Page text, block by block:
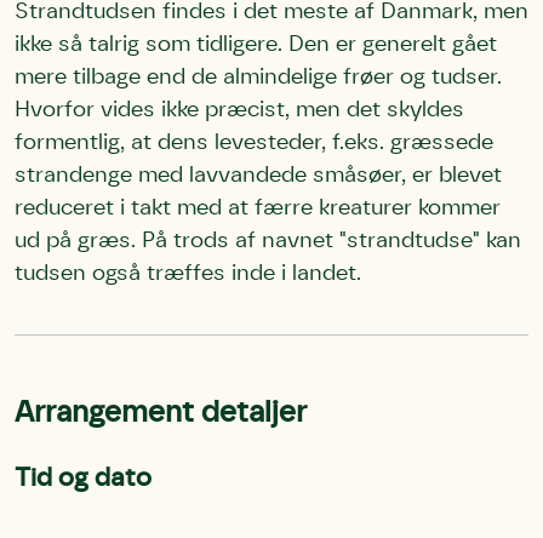
Strandtudsen findes i det meste af Danmark, men
ikke så talrig som tidligere. Den er generelt gået
mere tilbage end de almindelige frøer og tudser.
Hvorfor vides ikke præcist, men det skyldes
formentlig, at dens levesteder, f.eks. græssede
strandenge med lavvandede småsøer, er blevet
reduceret i takt med at færre kreaturer kommer
ud på græs. På trods af navnet "strandtudse" kan
tudsen også træffes inde i landet.
Arrangement detaljer
Tid og dato